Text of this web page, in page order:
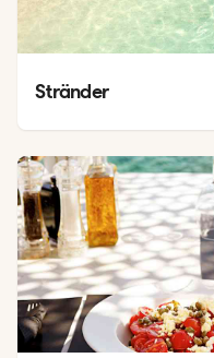
Stränder